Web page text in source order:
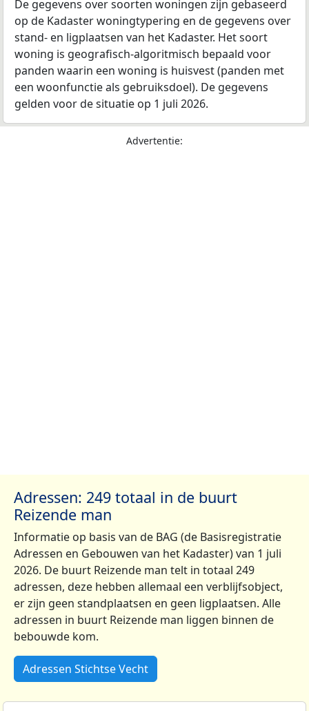
De gegevens over soorten woningen zijn gebaseerd
op de Kadaster woningtypering en de gegevens over
stand- en ligplaatsen van het Kadaster. Het soort
woning is geografisch-algoritmisch bepaald voor
panden waarin een woning is huisvest (panden met
een woonfunctie als gebruiksdoel). De gegevens
gelden voor de situatie op 1 juli 2026.
Advertentie:
Adressen: 249 totaal in de buurt
Reizende man
Informatie op basis van de BAG (de Basisregistratie
Adressen en Gebouwen van het Kadaster) van 1 juli
2026. De buurt Reizende man telt in totaal 249
adressen, deze hebben allemaal een verblijfsobject,
er zijn geen standplaatsen en geen ligplaatsen. Alle
adressen in buurt Reizende man liggen binnen de
bebouwde kom.
Adressen Stichtse Vecht